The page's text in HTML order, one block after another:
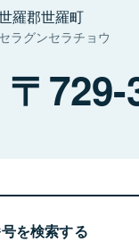
羅郡世羅町
セラグンセラチョウ
729-
を検索する